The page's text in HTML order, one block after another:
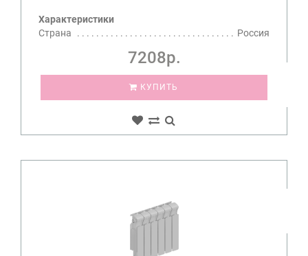
Характеристики
Страна
Россия
7208р.
КУПИТЬ